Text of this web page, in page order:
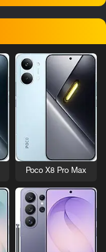
Poco X8 Pro Max